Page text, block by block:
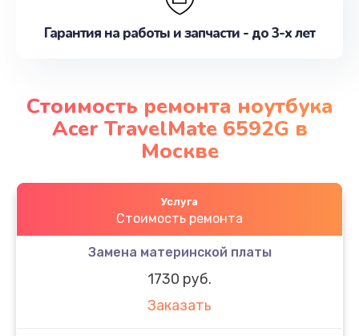
Гарантия на работы и запчасти - до 3-х лет
Стоимость ремонта ноутбука
Acer TravelMate 6592G в
Москве
Услуга
Стоимость ремонта
Замена материнской платы
1730 руб.
Заказать